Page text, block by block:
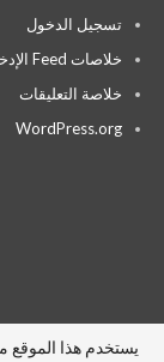
تسجيل الدخول
خلاصات Feed الإدخالات
خلاصة التعليقات
WordPress.org
يستخدم هذا الموقع